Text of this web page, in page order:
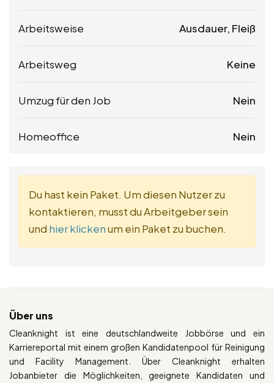
Arbeitsweise Ausdauer, Fleiß
Arbeitsweg Keine
Umzug für den Job Nein
Homeoffice Nein
Du hast kein Paket. Um diesen Nutzer zu
kontaktieren, musst du Arbeitgeber sein
und hier klickenum ein Paket zu buchen.
Über uns
Cleanknight ist eine deutschlandweite Jobbörse und ein
Karriereportal mit einem großen Kandidatenpool für Reinigung
und Facility Management. Über Cleanknight erhalten
Jobanbieter die Möglichkeiten, geeignete Kandidaten und